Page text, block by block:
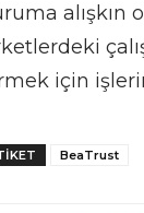
alışkın
için
BeaTrust